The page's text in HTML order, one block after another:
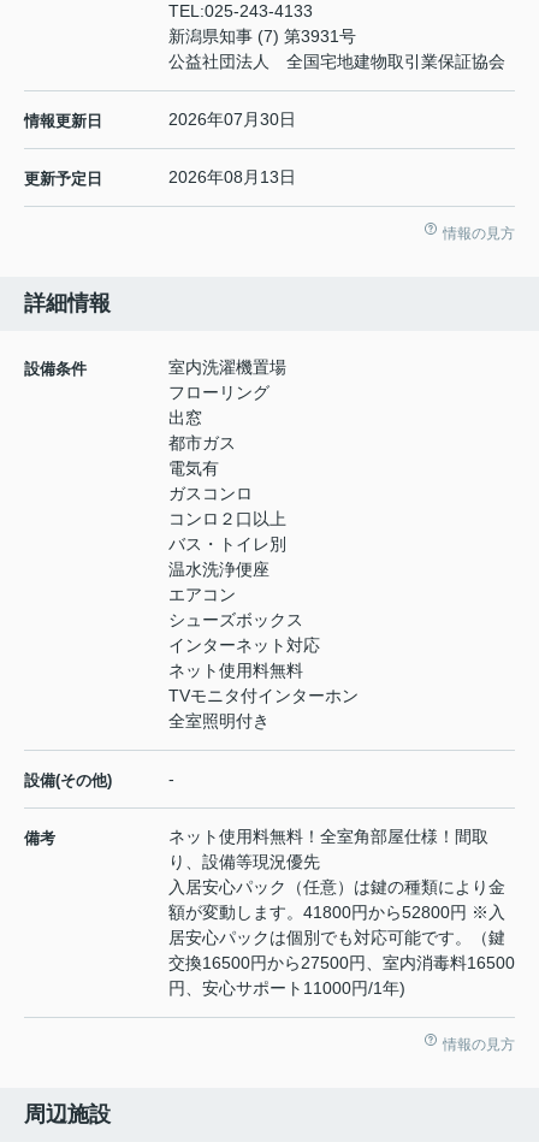
TEL:025-243-4133
新潟県知事 (7) 第3931号
公益社団法人 全国宅地建物取引業保証協会
情報更新日 2026年07月30日
更新予定日 2026年08月13日
情報の見方
詳細情報
設備条件
室内洗濯機置場
フローリング
出窓
都市ガス
電気有
ガスコンロ
コンロ２口以上
バス・トイレ別
温水洗浄便座
エアコン
シューズボックス
インターネット対応
ネット使用料無料
TVモニタ付インターホン
全室照明付き
設備(その他) -
備考
ネット使用料無料！全室角部屋仕様！間取
り、設備等現況優先
入居安心パック（任意）は鍵の種類により金
額が変動します。41800円から52800円 ※入
居安心パックは個別でも対応可能です。（鍵
交換16500円から27500円、室内消毒料16500
円、安心サポート11000円/1年)
情報の見方
周辺施設